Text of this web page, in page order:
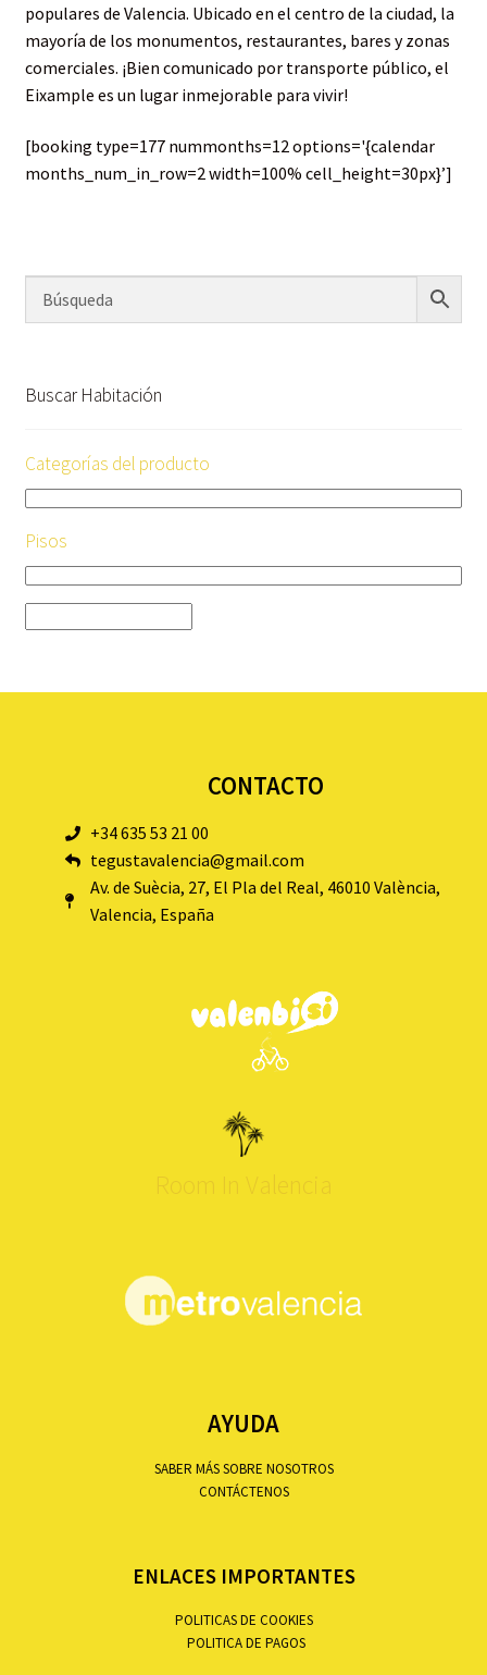
populares de Valencia. Ubicado en el centro de la ciudad, la
mayoría de los monumentos, restaurantes, bares y zonas
comerciales. ¡Bien comunicado por transporte público, el
Eixample es un lugar inmejorable para vivir!
[booking type=177 nummonths=12 options='{calendar
months_num_in_row=2 width=100% cell_height=30px}’]
Buscar Habitación
Categorías del producto
Pisos
CONTACTO
+34 635 53 21 00
tegustavalencia@gmail.com
Av. de Suècia, 27, El Pla del Real, 46010 València,
Valencia, España
Room In Valencia
AYUDA
SABER MÁS SOBRE NOSOTROS
CONTÁCTENOS
ENLACES IMPORTANTES
POLITICAS DE COOKIES
POLITICA DE PAGOS